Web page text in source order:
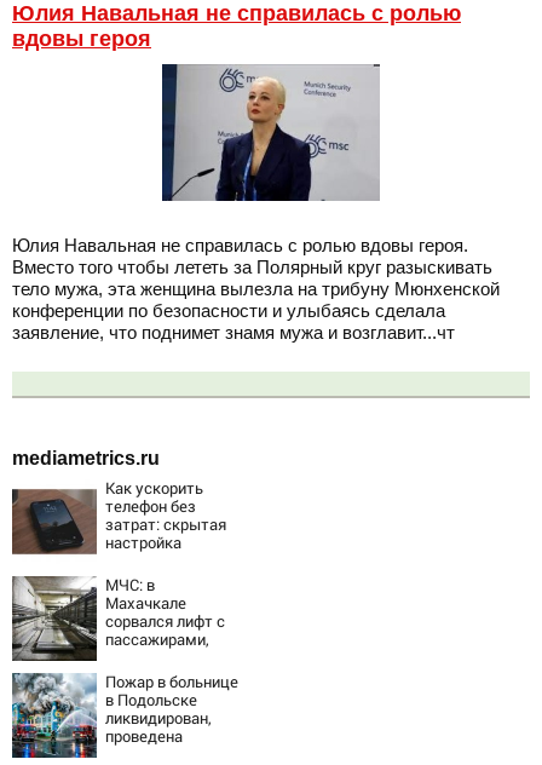
Юлия Навальная не справилась с ролью
вдовы героя
Юлия Навальная не справилась с ролью вдовы героя.
Вместо того чтобы лететь за Полярный круг разыскивать
тело мужа, эта женщина вылезла на трибуну Мюнхенской
конференции по безопасности и улыбаясь сделала
заявление, что поднимет знамя мужа и возглавит...чт
mediametrics.ru
Как ускорить
телефон без
затрат: скрытая
настройка
скорость
смартфону
МЧС: в
Махачкале
сорвался лифт с
пассажирами,
четыре человека
Пожар в больнице
в Подольске
ликвидирован,
проведена